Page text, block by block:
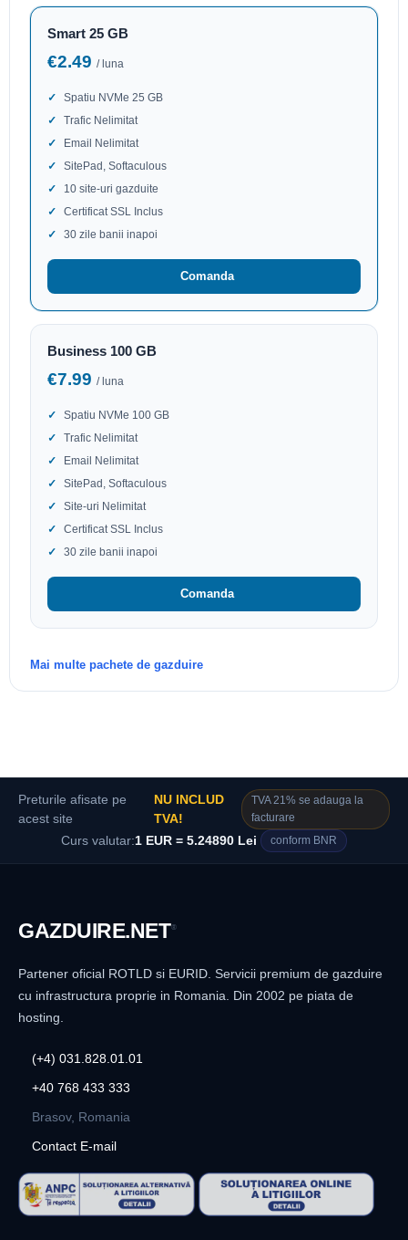
Smart 25 GB
€2.49 / luna
Spatiu NVMe 25 GB
Trafic Nelimitat
Email Nelimitat
SitePad, Softaculous
10 site-uri gazduite
Certificat SSL Inclus
30 zile banii inapoi
Comanda
Business 100 GB
€7.99 / luna
Spatiu NVMe 100 GB
Trafic Nelimitat
Email Nelimitat
SitePad, Softaculous
Site-uri Nelimitat
Certificat SSL Inclus
30 zile banii inapoi
Comanda
Mai multe pachete de gazduire
Preturile afisate pe
acest site
NU INCLUD
TVA!
TVA 21% se adauga la
facturare
Curs valutar:1 EUR = 5.24890 Lei conform BNR
GAZDUIRE.NET®
Partener oficial ROTLD si EURID. Servicii premium de gazduire
cu infrastructura proprie in Romania. Din 2002 pe piata de
hosting.
(+4) 031.828.01.01
+40 768 433 333
Brasov, Romania
Contact E-mail